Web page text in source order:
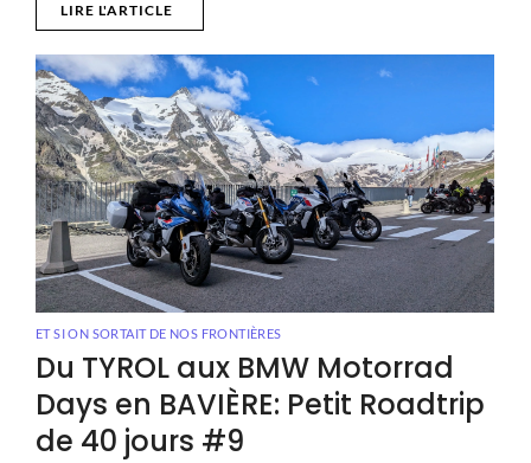
LIRE L'ARTICLE
ET SI ON SORTAIT DE NOS FRONTIÈRES
Du TYROL aux BMW Motorrad
Days en BAVIÈRE: Petit Roadtrip
de 40 jours #9